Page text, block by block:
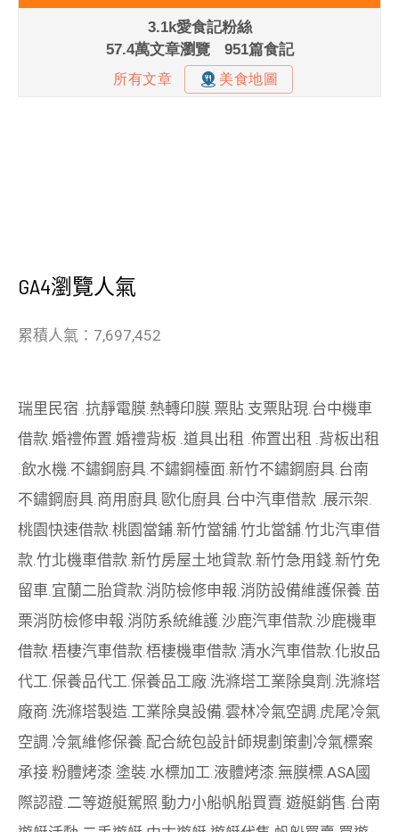
GA4瀏覽人氣
累積人氣：7,697,452
瑞里民宿 .抗靜電膜.熱轉印膜.票貼.支票貼現.台中機車
借款.婚禮佈置.婚禮背板 .道具出租 .佈置出租 .背板出租
.飲水機.不鏽鋼廚具.不鏽鋼檯面.新竹不鏽鋼廚具.台南
不鏽鋼廚具.商用廚具.歐化廚具.台中汽車借款 .展示架.
桃園快速借款.桃園當鋪.新竹當舖.竹北當舖.竹北汽車借
款.竹北機車借款.新竹房屋土地貸款.新竹急用錢.新竹免
留車.宜蘭二胎貸款.消防檢修申報.消防設備維護保養.苗
栗消防檢修申報.消防系統維護.沙鹿汽車借款.沙鹿機車
借款.梧棲汽車借款.梧棲機車借款.清水汽車借款.化妝品
代工.保養品代工.保養品工廠.洗滌塔工業除臭劑 .洗滌塔
廠商.洗滌塔製造.工業除臭設備.雲林冷氣空調.虎尾冷氣
空調.冷氣維修保養.配合統包設計師規劃策劃 冷氣標案
承接.粉體烤漆.塗裝.水標加工.液體烤漆.無膜標.ASA國
際認證.二等遊艇駕照.動力小船帆船買賣.遊艇銷售.台南